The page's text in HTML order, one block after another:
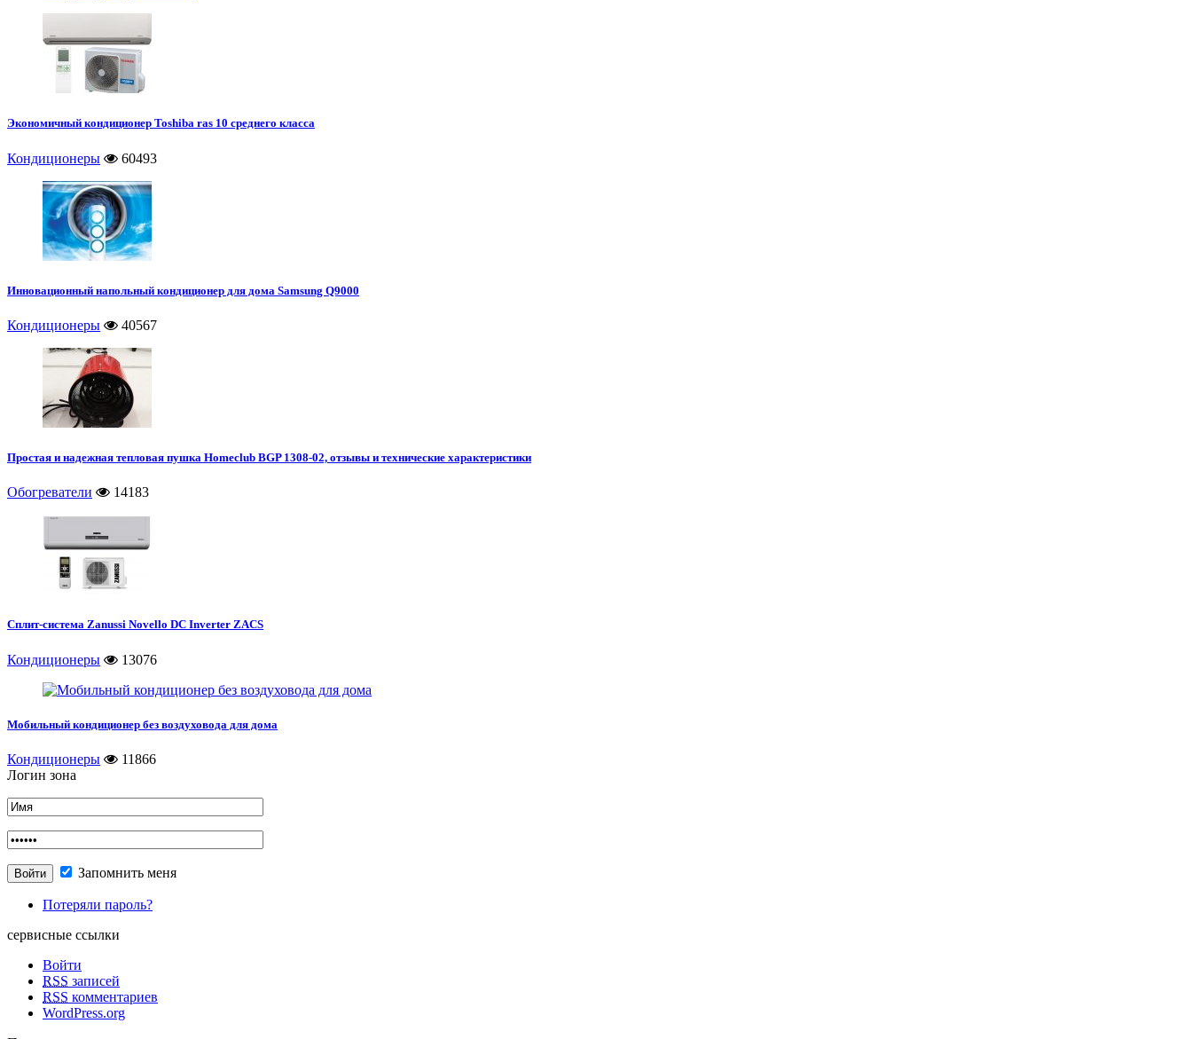
Экономичный кондиционер Toshiba ras 10 среднего класса
Кондиционеры 60493
Инновационный напольный кондиционер для дома Samsung Q9000
Кондиционеры 40567
Простая и надежная тепловая пушка Homeclub BGP 1308-02, отзывы и технические характеристики
Обогреватели 14183
Сплит-система Zanussi Novello DC Inverter ZACS
Кондиционеры 13076
Мобильный кондиционер без воздуховода для дома
Кондиционеры
11866
Логин зона
Запомнить меня
Потеряли пароль?
сервисные ссылки
Войти
RSS записей
RSS комментариев
WordPress.org